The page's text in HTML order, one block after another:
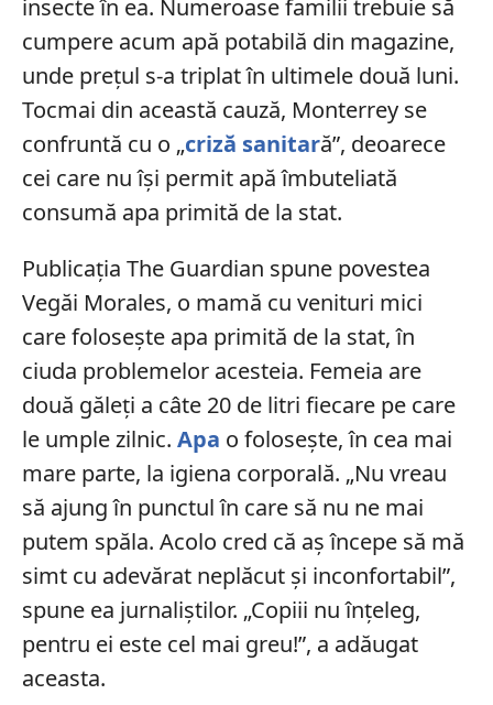
insecte în ea. Numeroase familii trebuie să
cumpere acum apă potabilă din magazine,
unde prețul s-a triplat în ultimele două luni.
Tocmai din această cauză, Monterrey se
confruntă cu o „criză sanitară”, deoarece
cei care nu își permit apă îmbuteliată
consumă apa primită de la stat.
Publicația The Guardian spune povestea
Vegăi Morales, o mamă cu venituri mici
care folosește apa primită de la stat, în
ciuda problemelor acesteia. Femeia are
două găleți a câte 20 de litri fiecare pe care
le umple zilnic. Apa o folosește, în cea mai
mare parte, la igiena corporală. „Nu vreau
să ajung în punctul în care să nu ne mai
putem spăla. Acolo cred că aș începe să mă
simt cu adevărat neplăcut și inconfortabil”,
spune ea jurnaliștilor. „Copiii nu înțeleg,
pentru ei este cel mai greu!”, a adăugat
aceasta.